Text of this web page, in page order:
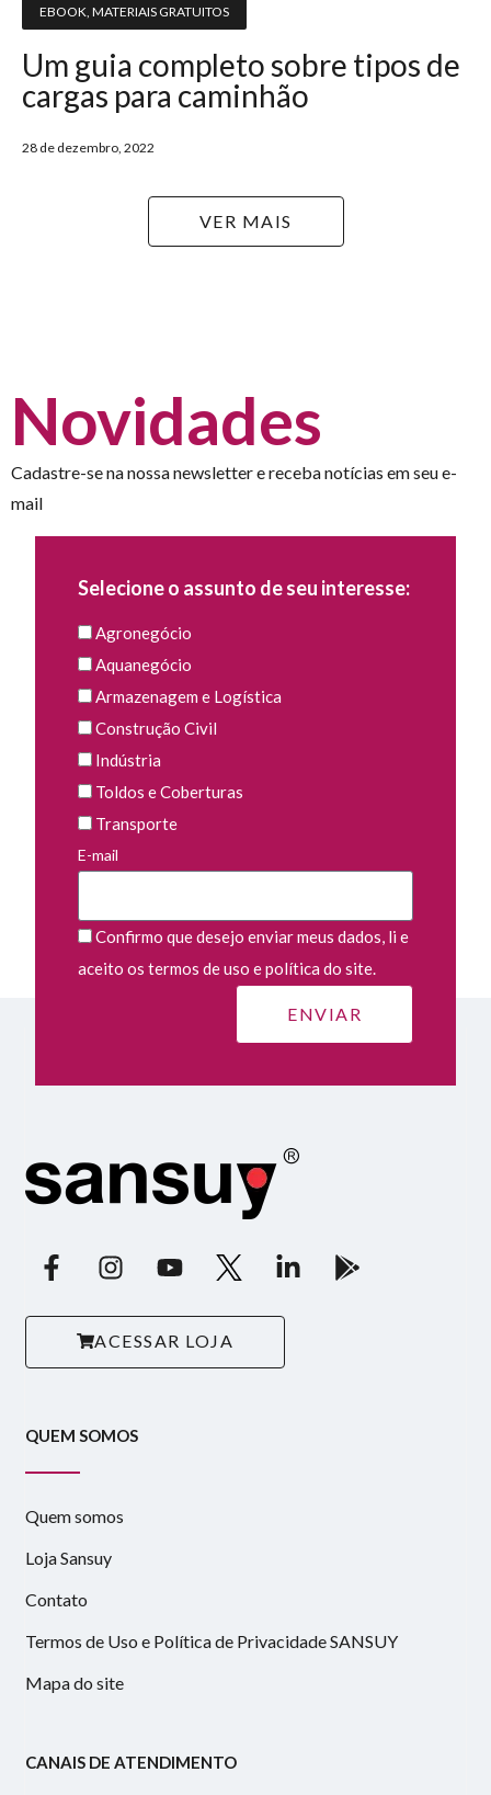
EBOOK MATERIAIS GRATUITOS
Um guia completo sobre tipos de
cargas para caminhão
28 de dezembro, 2022
VER MAIS
Novidades
Cadastre-se na nossa newsletter e receba notícias em seu e-
mail
Selecione o assunto de seu interesse:
Agronegócio
Aquanegócio
Armazenagem e Logística
Construção Civil
Indústria
Toldos e Coberturas
Transporte
E-mail
Confirmo que desejo enviar meus dados, li e
aceito os termos de uso e política do site.
ACESSAR LOJA
QUEM SOMOS
Quem somos
Loja Sansuy
Contato
Termos de Uso e Política de Privacidade SANSUY
Mapa do site
CANAIS DE ATENDIMENTO